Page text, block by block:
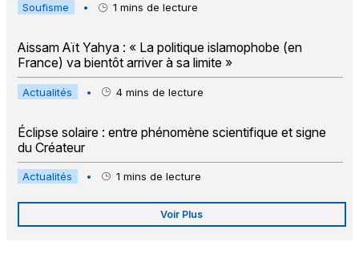
Soufisme • 1 mins de lecture
Aissam Aït Yahya : « La politique islamophobe (en
France) va bientôt arriver à sa limite »
Actualités • 4 mins de lecture
Éclipse solaire : entre phénomène scientifique et signe
du Créateur
Actualités • 1 mins de lecture
Voir Plus